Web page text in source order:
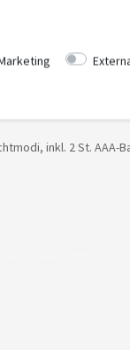
während
inkl. 2 St. AAA-